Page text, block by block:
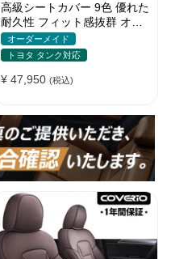
高級シートカバー 9色 優れた
耐久性 フィット感抜群 オー
ダーメイド 防水レザー おし
ゃれ
オーダーメイド
トヨタ タンク対応
¥ 47,950 (税込)